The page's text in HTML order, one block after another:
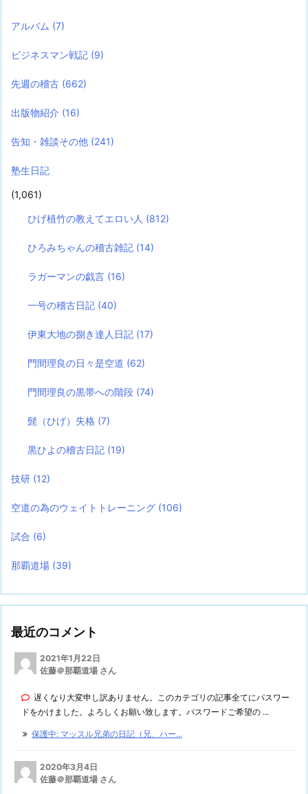
アルバム (7)
ビジネスマン戦記 (9)
先週の稽古 (662)
出版物紹介 (16)
告知・雑談その他 (241)
塾生日記
(1,061)
ひげ植竹の教えてエロい人 (812)
ひろみちゃんの稽古雑記 (14)
ラガーマンの戯言 (16)
一号の稽古日記 (40)
伊東大地の捌き達人日記 (17)
門間理良の日々是空道 (62)
門間理良の黒帯への階段 (74)
髭（ひげ）失格 (7)
黒ひよの稽古日記 (19)
技研 (12)
空道の為のウェイトトレーニング (106)
試合 (6)
那覇道場 (39)
最近のコメント
2021年1月22日
佐藤＠那覇道場 さん
遅くなり大変申し訳ありません。このカテゴリの記事全てにパスワー
ドをかけました。よろしくお願い致します。パスワードご希望の ...
保護中: マッスル兄弟の日記（兄、ハー...
2020年3月4日
佐藤＠那覇道場 さん